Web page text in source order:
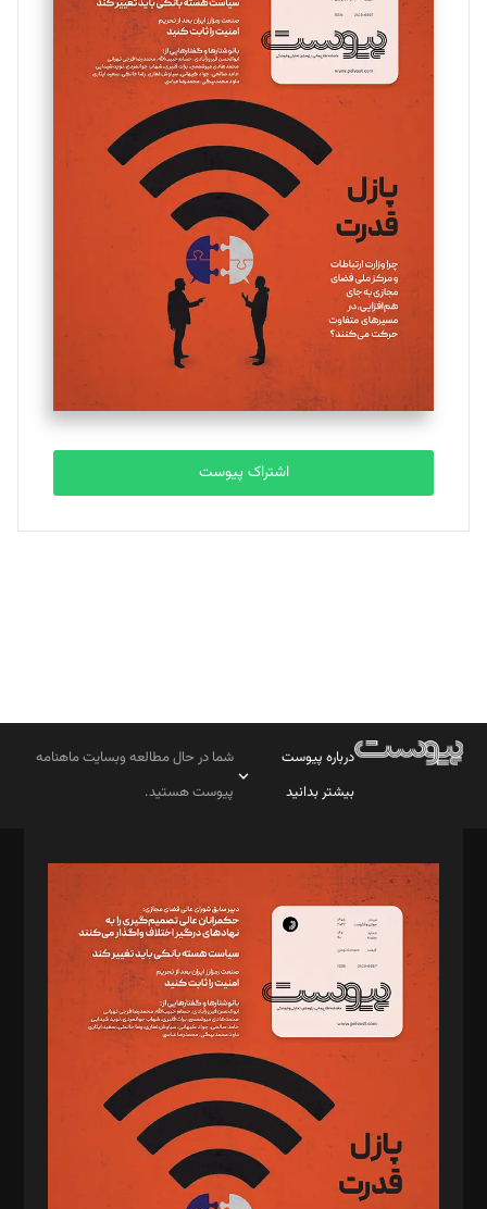
تحریریه
مینا پاکدل
یسنا امان‌پور
تحریریه
ملینا جعفری
تحریریه
مصطفی مسجدی آرانی
تحریریه
بابک نقاش
تحریریه
اشتراک پیوست
درباره پیوست
بیشتر بدانید
شما در حال مطالعه وبسایت ماهنامه
پیوست هستید.
مدیر مسئول: محمدباقر اثنی‌عشری
سردبیر: مهرک محمودی
دبیر تحریریه: میثم قاسمی
د‌بیر ناداستان: سمانه سمیع
د‌بیر خدمت و تجارت: ابوالفضل رجبی
د‌بیر حقوق فناوری: حسام‌الدین ایپکچی
د‌بیر پیوست جهان: مینا پاکدل
د‌بیر تحریریه آنلاین: بابک نقاش
تحریریه‌: مجتبی محمود‌ی، آرش برهمند، یسنا امان‌پور، سروش کرمیان،
مصطفی مسجدی آرانی، ابوالفضل رجبی، زهرا فکرانه، فائزه فتحی
رستمی،مصطفی باستان